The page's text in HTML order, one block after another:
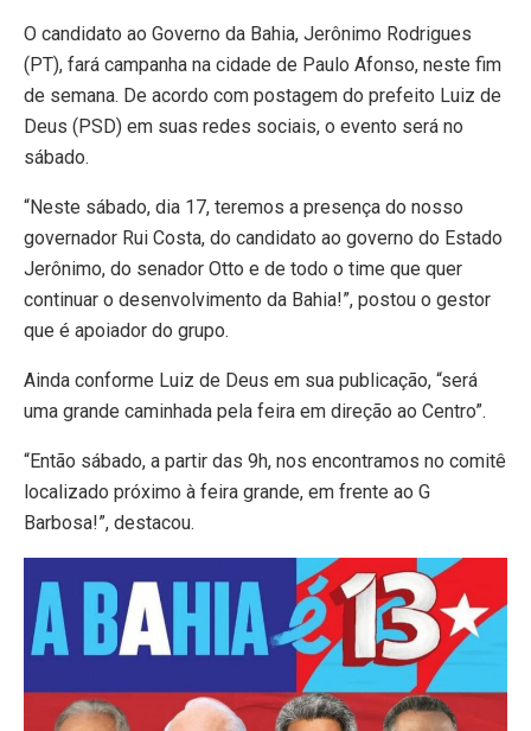
O candidato ao Governo da Bahia, Jerônimo Rodrigues
(PT), fará campanha na cidade de Paulo Afonso, neste fim
de semana. De acordo com postagem do prefeito Luiz de
Deus (PSD) em suas redes sociais, o evento será no
sábado.
“Neste sábado, dia 17, teremos a presença do nosso
governador Rui Costa, do candidato ao governo do Estado
Jerônimo, do senador Otto e de todo o time que quer
continuar o desenvolvimento da Bahia!”, postou o gestor
que é apoiador do grupo.
Ainda conforme Luiz de Deus em sua publicação, “será
uma grande caminhada pela feira em direção ao Centro”.
“Então sábado, a partir das 9h, nos encontramos no comitê
localizado próximo à feira grande, em frente ao G
Barbosa!”, destacou.